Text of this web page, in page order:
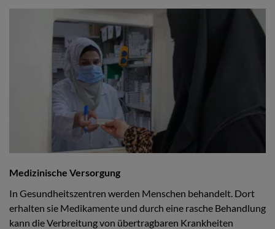
Medizinische Versorgung
In Gesundheitszentren werden Menschen behandelt. Dort
erhalten sie Medikamente und durch eine rasche Behandlung
kann die Verbreitung von übertragbaren Krankheiten